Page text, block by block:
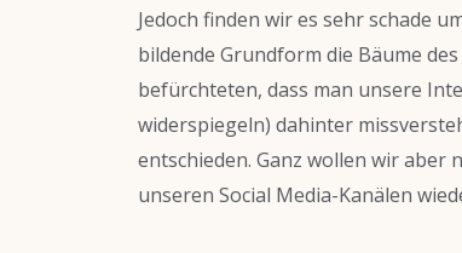
Jedoch finden wir es sehr schade
bildende Grundform die Bäume
befürchteten, dass man unsere
widerspiegeln) dahinter
entschieden. Ganz wollen wir aber
unseren Social Media-Kanälen